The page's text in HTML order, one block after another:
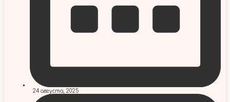
24 августа, 2025